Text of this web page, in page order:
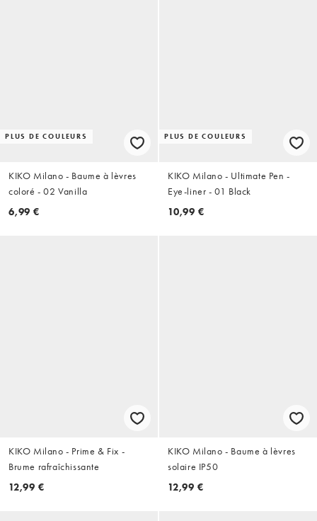
PLUS DE COULEURS
KIKO Milano - Baume à lèvres
coloré - 02 Vanilla
6,99 €
PLUS DE COULEURS
KIKO Milano - Ultimate Pen -
Eye-liner - 01 Black
10,99 €
KIKO Milano - Prime & Fix -
Brume rafraîchissante
12,99 €
KIKO Milano - Baume à lèvres
solaire IP50
12,99 €